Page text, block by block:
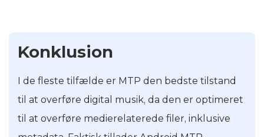
Konklusion
I de fleste tilfælde er MTP den bedste tilstand
til at overføre digital musik, da den er optimeret
til at overføre medierelaterede filer, inklusive